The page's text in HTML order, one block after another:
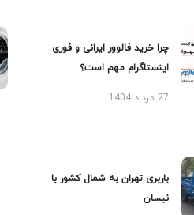
چرا خرید فالوور ایرانی و فوری
اینستاگرام مهم است؟
27 مرداد 1404
باربری تهران به شمال کشور با
نیسان